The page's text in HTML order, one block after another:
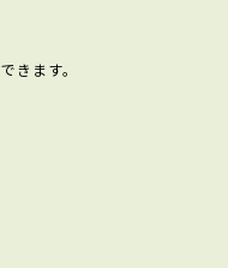
きます。